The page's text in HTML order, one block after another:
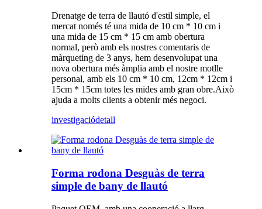
Drenatge de terra de llautó d'estil simple, el
mercat només té una mida de 10 cm * 10 cm i
una mida de 15 cm * 15 cm amb obertura
normal, però amb els nostres comentaris de
màrqueting de 3 anys, hem desenvolupat una
nova obertura més àmplia amb el nostre motlle
personal, amb els 10 cm * 10 cm, 12cm * 12cm i
15cm * 15cm totes les mides amb gran obre.Això
ajuda a molts clients a obtenir més negoci.
investigaciódetall
Forma rodona Desguàs de terra
simple de bany de llautó